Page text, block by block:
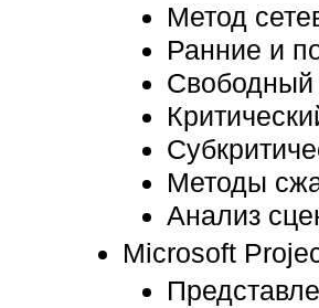
Метод
Ранние и
Свободный
Методы
Анализ
Microsoft